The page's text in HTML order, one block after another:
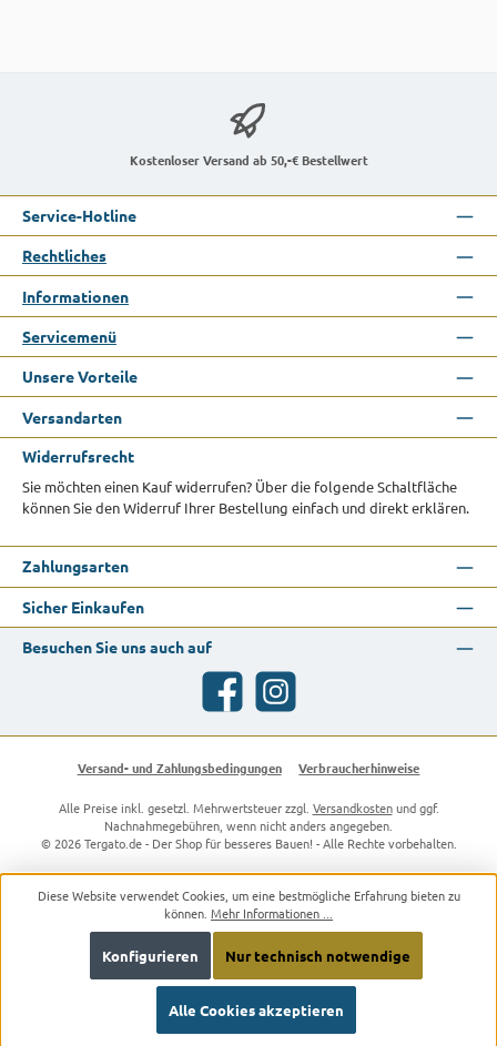
Kostenloser Versand ab 50,-€ Bestellwert
Service-Hotline
Rechtliches
Informationen
Servicemenü
Unsere Vorteile
Versandarten
Widerrufsrecht
Sie möchten einen Kauf widerrufen? Über die folgende Schaltfläche
können Sie den Widerruf Ihrer Bestellung einfach und direkt erklären.
Zahlungsarten
Sicher Einkaufen
Besuchen Sie uns auch auf
Facebook Instagram
Versand- und Zahlungsbedingungen Verbraucherhinweise
Alle Preise inkl. gesetzl. Mehrwertsteuer zzgl. Versandkostenund ggf.
Nachnahmegebühren, wenn nicht anders angegeben.
© 2026 Tergato.de - Der Shop für besseres Bauen! - Alle Rechte vorbehalten.
Diese Website verwendet Cookies, um eine bestmögliche Erfahrung bieten zu
können. Mehr Informationen ...
Nur technisch notwendige
Konfigurieren
Alle Cookies akzeptieren